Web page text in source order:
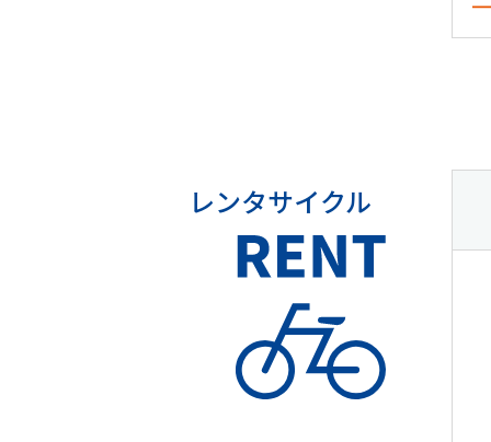
レンタサイクル